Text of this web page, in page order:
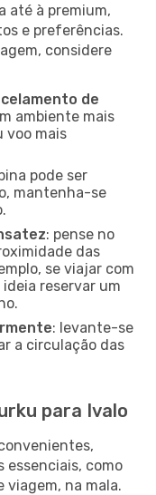
até à premium,
e preferências.
considere
de
ambiente mais
voo mais
pode ser
mantenha-se
: pense no
das
se viajar com
reservar um
: levante-se
a circulação das
para Ivalo
essenciais, como
na mala.